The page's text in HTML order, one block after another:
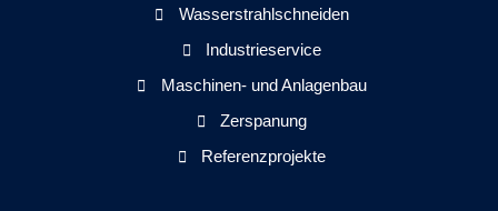
Wasserstrahlschneiden
Industrieservice
Maschinen- und Anlagenbau
Zerspanung
Referenzprojekte